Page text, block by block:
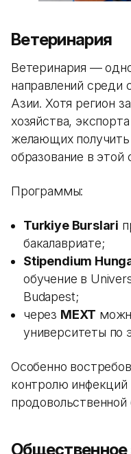
Ветеринария
Ветеринария —
направлений среди
Азии. Хотя регион
хозяйства,
желающих
образование в этой
Программы:
Turkiye Burslari
бакалавриате;
Stipendium
обучение в
Budapest;
через MEXT
университеты по
Особенно
контролю
продовольственной
Общественное